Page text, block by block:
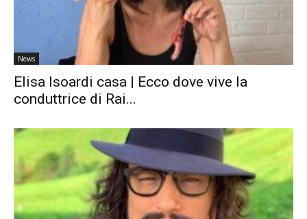
News
Elisa Isoardi casa | Ecco dove vive la
conduttrice di Rai...